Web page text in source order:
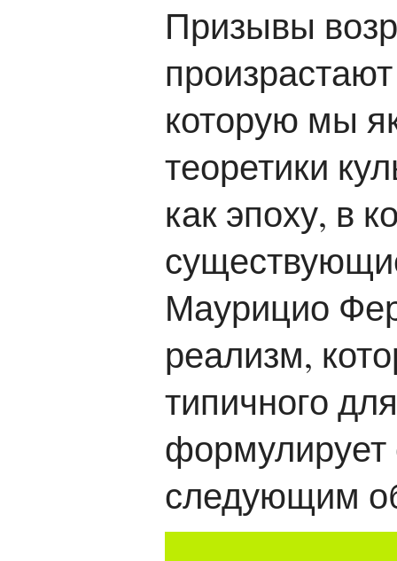
Призывы
которую мы
теоретики
как эпоху, в
Маурицио
реализм,
типичного
формулирует
следующим